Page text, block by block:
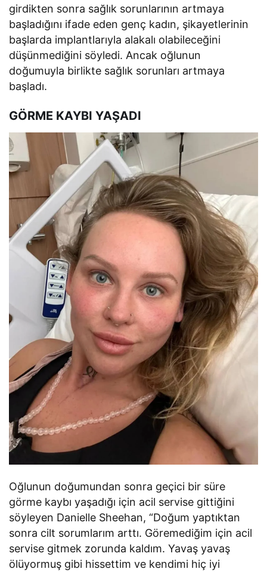
girdikten sonra sağlık sorunlarının artmaya
başladığını ifade eden genç kadın, şikayetlerinin
başlarda implantlarıyla alakalı olabileceğini
düşünmediğini söyledi. Ancak oğlunun
doğumuyla birlikte sağlık sorunları artmaya
başladı.
GÖRME KAYBI YAŞADI
Oğlunun doğumundan sonra geçici bir süre
görme kaybı yaşadığı için acil servise gittiğini
söyleyen Danielle Sheehan, “Doğum yaptıktan
sonra cilt sorumlarım arttı. Göremediğim için acil
servise gitmek zorunda kaldım. Yavaş yavaş
ölüyormuş gibi hissettim ve kendimi hiç iyi